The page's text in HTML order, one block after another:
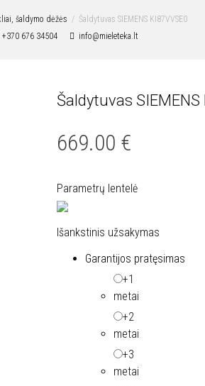
šaldymo dėžės
Šaldytuvas SIEMENS KI87VVSE0
+370 676 34504 info@mieleteka.lt
Šaldytuvas SIEMENS
669.00 €
Parametrų lentelė
Išankstinis užsakymas
Garantijos pratęsimas
+1
metai
+2
metai
+3
metai